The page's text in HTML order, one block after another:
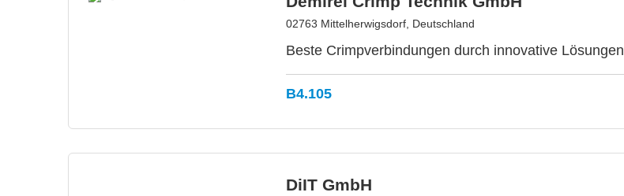
02763 Mittelherwigsdorf, Deutschland
Beste Crimpverbindungen durch innovative Lösungen
B4.105
DiIT GmbH